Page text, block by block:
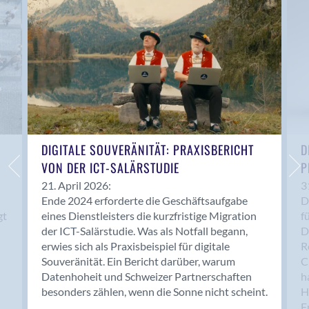
Anwil
Appenzell
Au SG
Baar
Baden
Balsthal
Balzers
Basel
Bassersdorf
Belp
Bendern
Benken (SG)
Bergdietikon
Berlin
Bern
Bern - Liebefeld
DIGITALE SOUVERÄNITÄT: PRAXISBERICHT
VON DER ICT-SALÄRSTUDIE
21. April 2026:
Ende 2024 erforderte die Geschäftsaufgabe
eines Dienstleisters die kurzfristige Migration
der ICT-Salärstudie. Was als Notfall begann,
erwies sich als Praxisbeispiel für digitale
Souveränität. Ein Bericht darüber, warum
Datenhoheit und Schweizer Partnerschaften
besonders zählen, wenn die Sonne nicht scheint.